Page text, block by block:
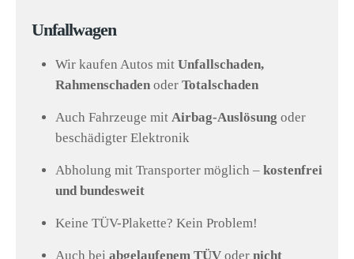
Unfallwagen
Wir kaufen Autos mit Unfallschaden,
Rahmenschaden oder Totalschaden
Auch Fahrzeuge mit Airbag-Auslösung oder
beschädigter Elektronik
Abholung mit Transporter möglich – kostenfrei
und bundesweit
Keine TÜV-Plakette? Kein Problem!
Auch bei abgelaufenem TÜV oder nicht